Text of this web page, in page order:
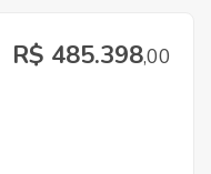
R$ 485.398,00